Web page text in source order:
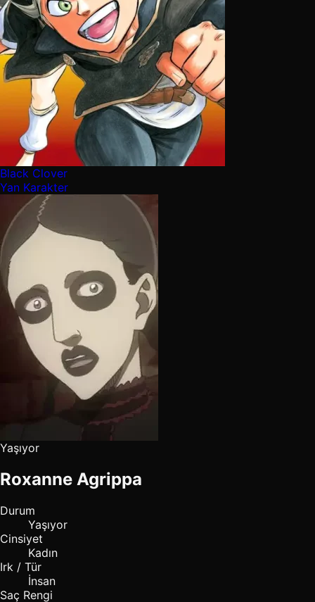
Black Clover
Yan Karakter
Yaşıyor
Roxanne Agrippa
Durum
Yaşıyor
Cinsiyet
Kadın
Irk / Tür
İnsan
Saç Rengi